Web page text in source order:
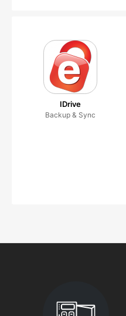
IDrive
Backup & Sync